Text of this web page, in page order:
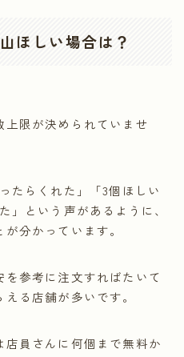
ほしい場合は？
限が決められていませ
たらくれた」「3個ほしい
」という声があるように、
が分かっています。
参考に注文すればたいて
る店舗が多いです。
店員さんに何個まで無料か